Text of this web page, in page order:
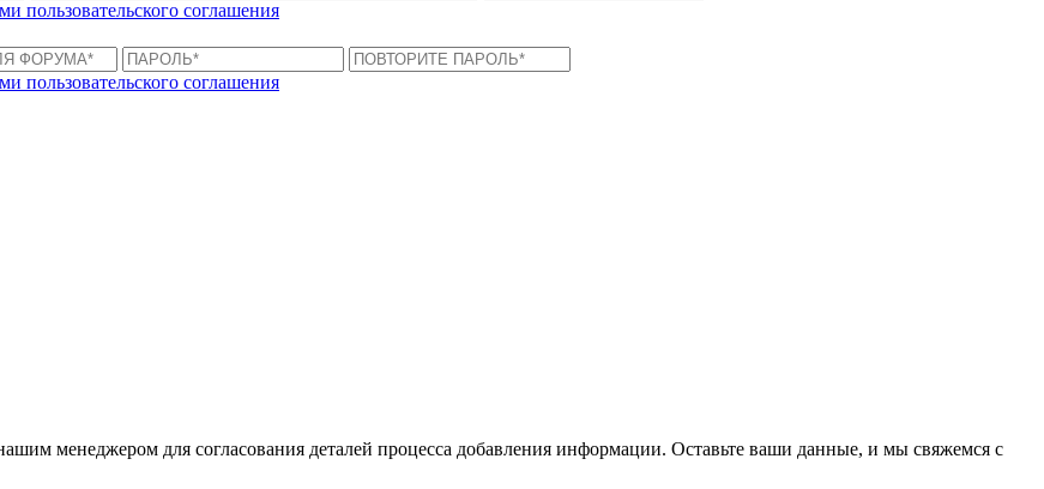
пользовательского соглашения
пользовательского соглашения
менеджером для согласования деталей процесса добавления информации. Оставьте ваши данные, и мы свяжемся с